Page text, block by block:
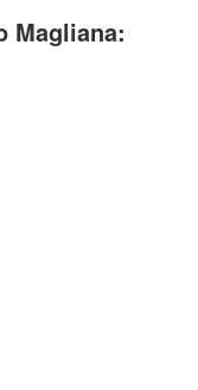
Magliana: